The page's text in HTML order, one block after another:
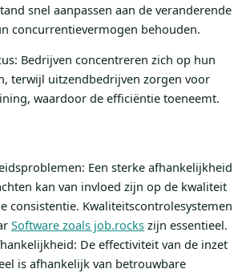
snel aanpassen aan de veranderende
concurrentievermogen behouden.
Bedrijven concentreren zich op hun
terwijl uitzendbedrijven zorgen voor
waardoor de efficiëntie toeneemt.
Een sterke afhankelijkheid
kan van invloed zijn op de kwaliteit
consistentie. Kwaliteitscontrolesystemen
Software zoals job.rocks zijn essentieel.
De effectiviteit van de inzet
is afhankelijk van betrouwbare